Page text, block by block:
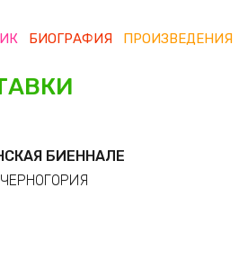
БИОГРАФИЯ ПРОИЗВЕДЕНИЯ
БИЕННАЛЕ